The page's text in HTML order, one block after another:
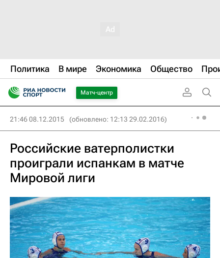
Политика В мире Экономика Общество
Матч-центр
21:46 08.12.2015 (обновлено: 12:13 29.02.2016)
Российские ватерполистки
проиграли испанкам в матче
Мировой лиги